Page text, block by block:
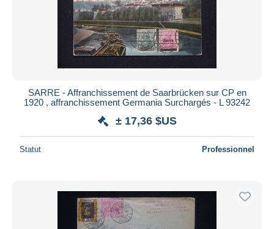
SARRE - Affranchissement de Saarbrücken sur CP en
1920 , affranchissement Germania Surchargés - L 93242
± 17,36 $US
Statut Professionnel